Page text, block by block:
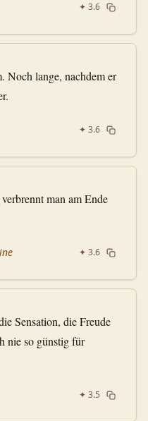
✦ 3.6
Noch lange, nachdem er
✦ 3.6
man am Ende
✦ 3.6
Sensation, die Freude
nie so günstig für
✦ 3.5